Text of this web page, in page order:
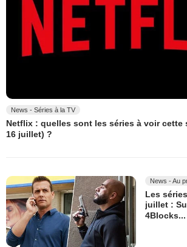
News - Séries à la TV
Netflix : quelles sont les séries à voir cette
16 juillet) ?
News - Au
Les
juillet :
4Blocks...